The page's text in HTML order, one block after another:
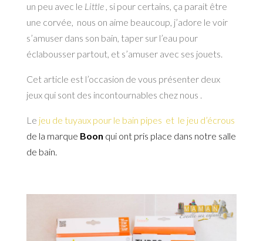
un peu avec le Little , si pour certains, ça parait être
une corvée, nous on aime beaucoup, j’adore le voir
s’amuser dans son bain, taper sur l’eau pour
éclabousser partout, et s’amuser avec ses jouets.
Cet article est l’occasion de vous présenter deux
jeux qui sont des incontournables chez nous .
Le jeu de tuyaux pour le bain pipes et le jeu d’écrous
de la marque Boon qui ont pris place dans notre salle
de bain.